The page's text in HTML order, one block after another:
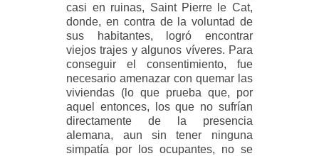
casi en ruinas, Saint Pierre le Cat,
donde, en contra de la voluntad de
sus habitantes, logró encontrar
viejos trajes y algunos víveres. Para
conseguir el consentimiento, fue
necesario amenazar con quemar las
viviendas (lo que prueba que, por
aquel entonces, los que no sufrían
directamente de la presencia
alemana, aun sin tener ninguna
simpatía por los ocupantes, no se